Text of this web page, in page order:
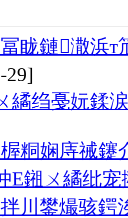
眬鏈潵浜т
29]
繘绉戞妧鍒
粡娴庤祴鑳
Ε鎺ㄨ繘纰
川鐢熶骇